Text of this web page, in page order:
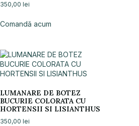
350,00 lei
Comandă acum
LUMANARE DE BOTEZ
BUCURIE COLORATA CU
HORTENSII SI LISIANTHUS
350,00 lei